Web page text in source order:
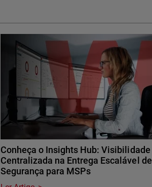
Conheça o Insights Hub: Visibilidade
Centralizada na Entrega Escalável de
Segurança para MSPs